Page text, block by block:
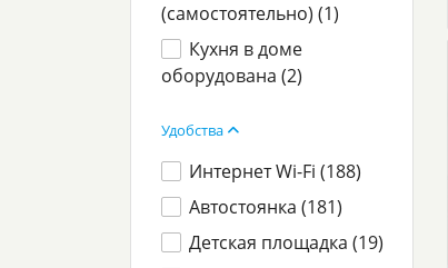
(самостоятельно) (1)
Кухня в доме
оборудована (2)
Удобства
Интернет Wi-Fi (188)
Автостоянка (181)
Детская площадка (19)